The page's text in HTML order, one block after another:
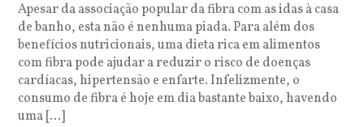
Apesar da associação popular da fibra com as idas à casa
de banho, esta não é nenhuma piada. Para além dos
benefícios nutricionais, uma dieta rica em alimentos
com fibra pode ajudar a reduzir o risco de doenças
cardíacas, hipertensão e enfarte. Infelizmente, o
consumo de fibra é hoje em dia bastante baixo, havendo
uma […]